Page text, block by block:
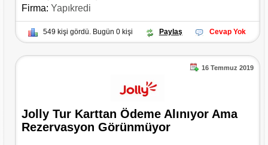
Firma: Yapıkredi
549 kişi gördü. Bugün 0 kişi Paylaş Cevap Yok
16 Temmuz 2019
Jolly Tur Karttan Ödeme Alınıyor Ama
Rezervasyon Görünmüyor